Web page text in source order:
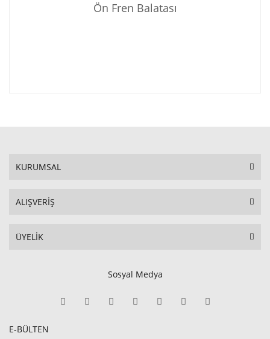
Ön Fren Balatası
KURUMSAL
ALIŞVERİŞ
ÜYELİK
Sosyal Medya
E-BÜLTEN